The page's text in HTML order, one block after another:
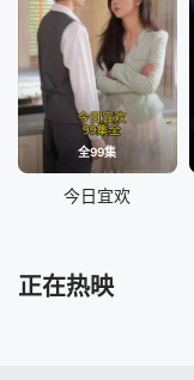
全99集
今日宜欢
正在热映